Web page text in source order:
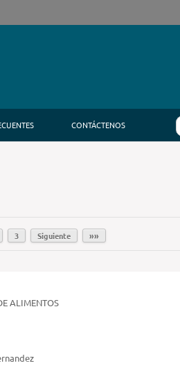
CONTÁCTENOS
3 Siguiente »»
ALIMENTOS